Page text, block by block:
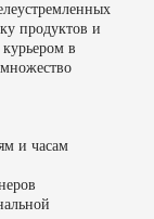
продуктов и
в
и часам